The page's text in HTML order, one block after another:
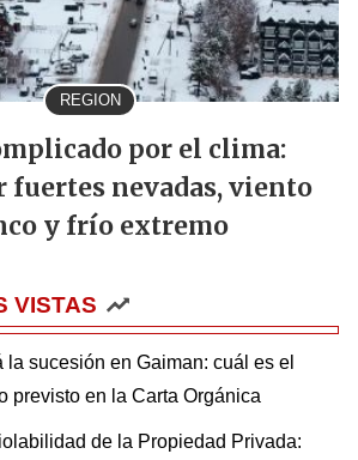
REGION
por el clima:
fuertes nevadas, viento
y frío extremo
VISTAS
la sucesión en Gaiman: cuál es el
previsto en la Carta Orgánica
de la Propiedad Privada: